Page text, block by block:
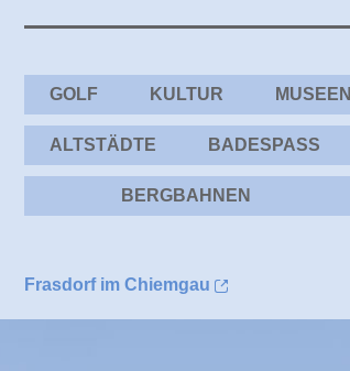
GOLF KULTUR MUSEEN
ALTSTÄDTE BADESPASS
BERGBAHNEN
Frasdorf im Chiemgau